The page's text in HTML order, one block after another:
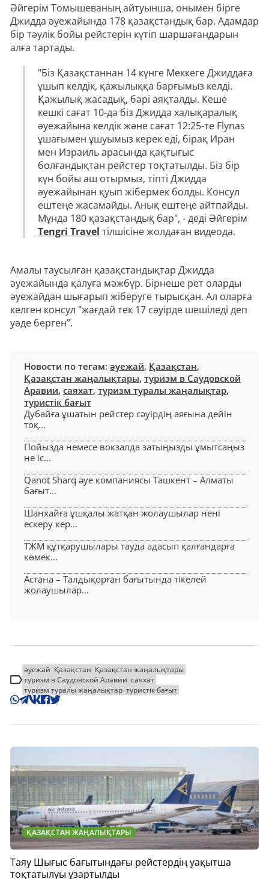
Әйгерім Томышеваның айтуынша, онымен бірге
Джидда әуежайында 178 қазақстандық бар. Адамдар
бір тәулік бойы рейстерін күтіп шаршағандарын
алға тартады.
"Біз Қазақстаннан 14 күнге Меккеге Джиддаға
ұшып келдік, қажылыққа барғымыз келді.
Қажылық жасадық, бәрі аяқталды. Кеше
кешкі сағат 10-да біз Джидда халықаралық
әуежайына келдік және сағат 12:25-те Flynas
ұшағымен ұшуымыз керек еді, бірақ Иран
мен Израиль арасында қақтығыс
болғандықтан рейстер тоқтатылды. Біз бір
күн бойы аш отырмыз, тіпті Джидда
әуежайынан қуып жібермек болды. Консул
ештеңе жасамайды. Анық ештеңе айтпайды.
Мұнда 180 қазақстандық бар", - деді Әйгерім
Tengri Travel тілшісіне жолдаған видеода.
Амалы таусылған қазақстандықтар Джидда
әуежайында қалуға мәжбүр. Бірнеше рет оларды
әуежайдан шығарып жіберуге тырысқан. Ал оларға
келген консул "жағдай тек 17 сәуірде шешіледі деп
уәде берген”.
Новости по тегам: әуежай, Қазақстан,
Қазақстан жаңалықтары, туризм в Саудовской
Аравии, саяхат, туризм туралы жаңалықтар,
туристік бағыт
Дубайға ұшатын рейстер сәуірдің аяғына дейін
тоқ...
Пойызда немесе вокзалда затыңызды ұмытсаңыз
не іс...
Qanot Sharq әуе компаниясы Ташкент – Алматы
бағыт...
Шанхайға ұшқалы жатқан жолаушылар нені
ескеру кер...
ТЖМ құтқарушылары тауда адасып қалғандарға
көмек...
Астана – Талдықорған бағытында тікелей
жолаушылар...
әуежай Қазақстан Қазақстан жаңалықтары
туризм в Саудовской Аравии саяхат
туризм туралы жаңалықтар туристік бағыт
ҚАЗАҚСТАН ЖАҢАЛЫҚТАРЫ
Таяу Шығыс бағытындағы рейстердің уақытша
тоқтатылуы ұзартылды